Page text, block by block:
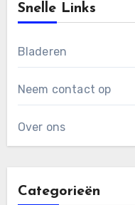
Snelle Links
Bladeren
Neem contact op
Over ons
Categorieën